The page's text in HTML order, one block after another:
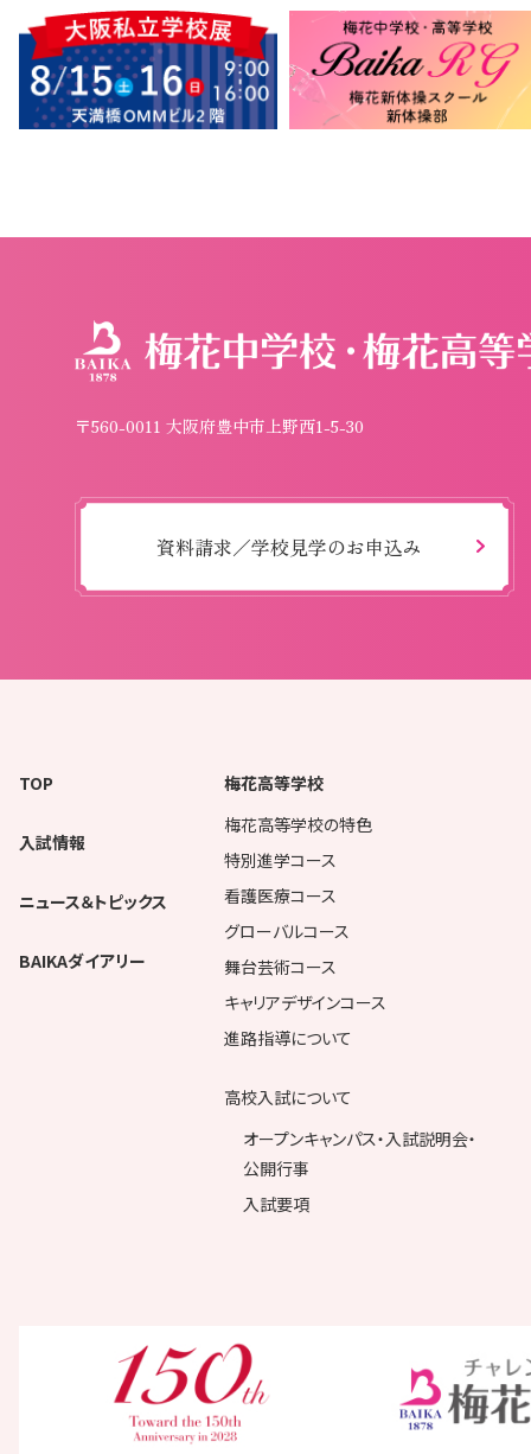
〒560-0011 大阪府豊中市上野西1-5-30
資料請求／学校見学のお申込み
TOP
入試情報
ニュース＆トピックス
BAIKAダイアリー
梅花高等学校
梅花高等学校の特色
特別進学コース
看護医療コース
グローバルコース
舞台芸術コース
キャリアデザインコース
進路指導について
高校入試について
オープンキャンパス・入試説明会・
公開行事
入試要項